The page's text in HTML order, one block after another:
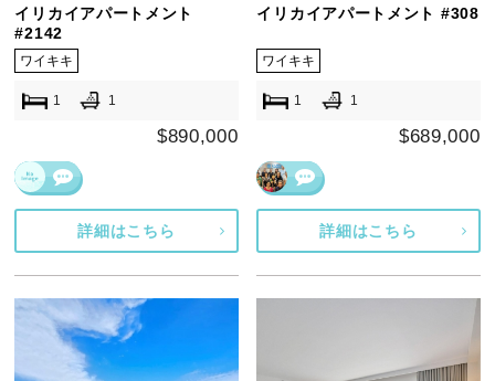
イリカイアパートメント
#2142
ワイキキ
1 1
$890,000
詳細はこちら
イリカイアパートメント #308
ワイキキ
1 1
$689,000
詳細はこちら